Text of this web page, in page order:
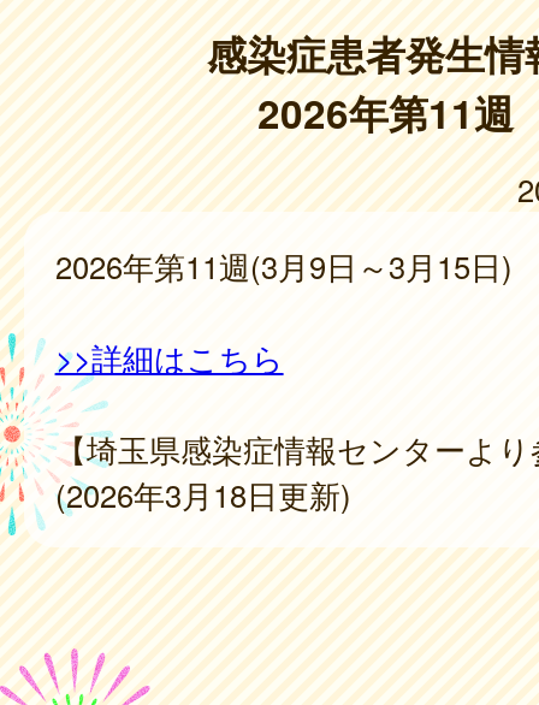
感染症患者発生情
2026年第11週
2026年第11週(3月9日～3月15日)
>>詳細はこちら
【埼玉県感染症情報センターより
(2026年3月18日更新)